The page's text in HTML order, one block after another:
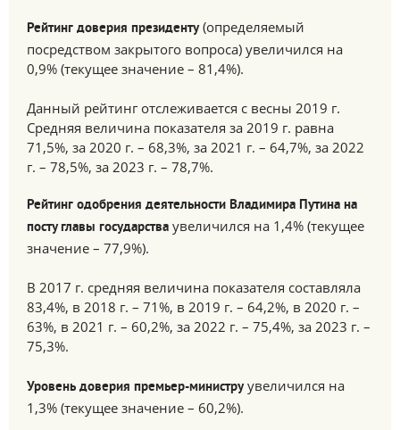
Рейтинг доверия президенту(определяемый
посредством закрытого вопроса) увеличился на
0,9% (текущее значение – 81,4%).
Данный рейтинг отслеживается с весны 2019 г.
Средняя величина показателя за 2019 г. равна
71,5%, за 2020 г. – 68,3%, за 2021 г. – 64,7%, за 2022
г. – 78,5%, за 2023 г. – 78,7%.
Рейтинг одобрения деятельности Владимира Путина на
посту главы государства увеличился на 1,4% (текущее
значение – 77,9%).
В 2017 г. средняя величина показателя составляла
83,4%, в 2018 г. – 71%, в 2019 г. – 64,2%, в 2020 г. –
63%, в 2021 г. – 60,2%, за 2022 г. – 75,4%, за 2023 г. –
75,3%.
Уровень доверия премьер-министруувеличился на
1,3% (текущее значение – 60,2%).